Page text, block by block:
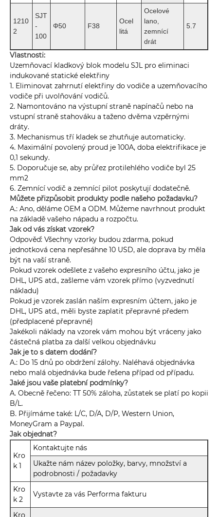
1210
2
SJT
-
100
Φ50 F38
Ocel
litá
Ocelové
lano,
zemnící
drát
5.7
Vlastnosti:
Uzemňovací kladkový blok modelu SJL pro eliminaci
indukované statické elektřiny
1. Eliminovat zahrnutí elektřiny do vodiče a uzemňovacího
vodiče při uvolňování vodičů.
2. Namontováno na výstupní straně napínačů nebo na
vstupní straně stahováku a taženo dvěma vzpěrnými
dráty.
3. Mechanismus tří kladek se zhutňuje automaticky.
4. Maximální povolený proud je 100A, doba elektrifikace je
0,1 sekundy.
5. Doporučuje se, aby průřez protilehlého vodiče byl 25
mm2
6. Zemnící vodič a zemnící pilot poskytují dodatečně.
Můžete přizpůsobit produkty podle našeho požadavku?
A.: Ano, děláme OEM a ODM. Můžeme navrhnout produkt
na základě vašeho nápadu a rozpočtu.
Jak od vás získat vzorek?
Odpověď: Všechny vzorky budou zdarma, pokud
jednotková cena nepřesáhne 10 USD, ale doprava by měla
být na vaší straně.
Pokud vzorek odešlete z vašeho expresního účtu, jako je
DHL, UPS atd., zašleme vám vzorek přímo (vyzvednutí
nákladu)
Pokud je vzorek zaslán naším expresním účtem, jako je
DHL, UPS atd., měli byste zaplatit přepravné předem
(předplacené přepravné)
Jakékoli náklady na vzorek vám mohou být vráceny jako
částečná platba za další velkou objednávku
Jak je to s datem dodání?
A.: Do 15 dnů po obdržení zálohy. Naléhavá objednávka
nebo malá objednávka bude řešena případ od případu.
Jaké jsou vaše platební podmínky?
A. Obecně řečeno: TT 50% záloha, zůstatek se platí po kopii
B/L.
B. Přijímáme také: L/C, D/A, D/P, Western Union,
MoneyGram a Paypal.
Jak objednat?
Kro
k 1
Kontaktujte nás
Ukažte nám název položky, barvy, množství a
podrobnosti / požadavky
Kro
k 2
Vystavte za vás Performa fakturu
Kro